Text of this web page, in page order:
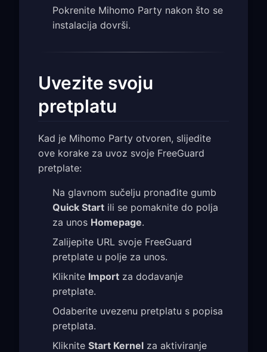
Pokrenite Mihomo Party nakon što se
instalacija dovrši.
Uvezite svoju
pretplatu
Kad je Mihomo Party otvoren, slijedite
ove korake za uvoz svoje FreeGuard
pretplate:
Na glavnom sučelju pronađite gumb
Quick Start ili se pomaknite do polja
za unos Homepage.
Zalijepite URL svoje FreeGuard
pretplate u polje za unos.
Kliknite Import za dodavanje
pretplate.
Odaberite uvezenu pretplatu s popisa
pretplata.
Kliknite Start Kernel za aktiviranje